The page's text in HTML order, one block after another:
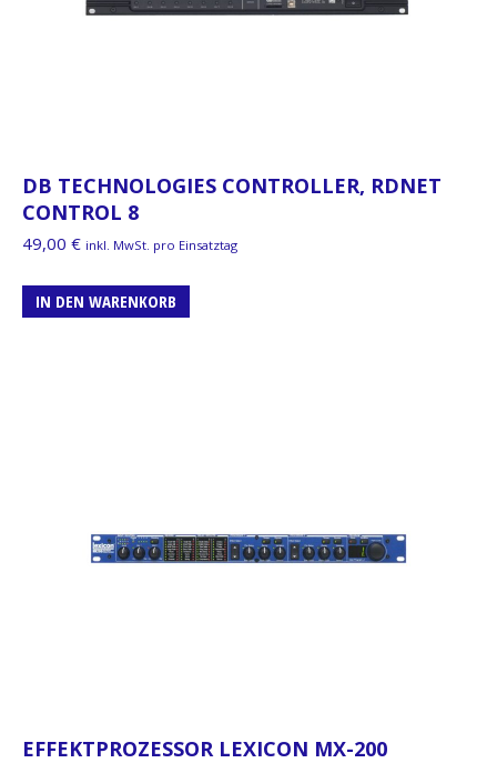
DB TECHNOLOGIES CONTROLLER, RDNET
CONTROL 8
49,00 € inkl. MwSt. pro Einsatztag
IN DEN WARENKORB
EFFEKTPROZESSOR LEXICON MX-200